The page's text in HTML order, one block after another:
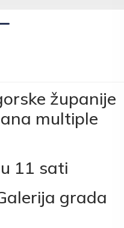
županije
multiple
11 sati
grada